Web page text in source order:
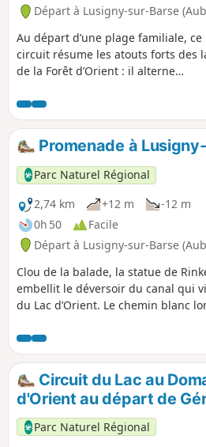
Départ à Lusigny-sur-Barse
Au départ d’une plage familiale, ce
circuit résume les atouts forts des
de la Forêt d’Orient : il alterne
domaniale très contrastée et les
du Lac d’Orient avec de très belles
sur la forêt immergée à « marée
».
Promenade à
Parc Naturel Régional
2,74 km
+12 m
-12 m
0h 50
Facile
Départ à Lusigny-sur-Barse
Clou de la balade, la statue de
embellit le déversoir du canal qui
du Lac d’Orient. Le chemin blanc
musarde dans les rues d’un village
préservé et animé.
Circuit du Lac au
d'Orient au départ de
Parc Naturel Régional